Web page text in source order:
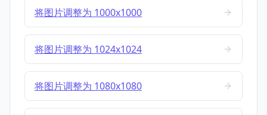
将图片调整为 1000x1000
将图片调整为 1024x1024
将图片调整为 1080x1080